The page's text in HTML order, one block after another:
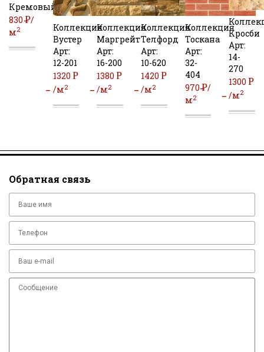
Кремовый
830Р/
м2
Коллекция
Вустер
Арт:
12-201
1320 Р
УБ
/м2
Коллекция
Маргрейт
Арт:
16-200
1380Р
УБ
/м2
Коллекция
Телфорд
Арт:
10-620
1420 Р
УБ
/м2
Коллекция
Тоскана
Арт:
32-
404
970Р/
м2
Кросби
Арт:
14-
270
1300Р
УБ
/м2
Обратная связь